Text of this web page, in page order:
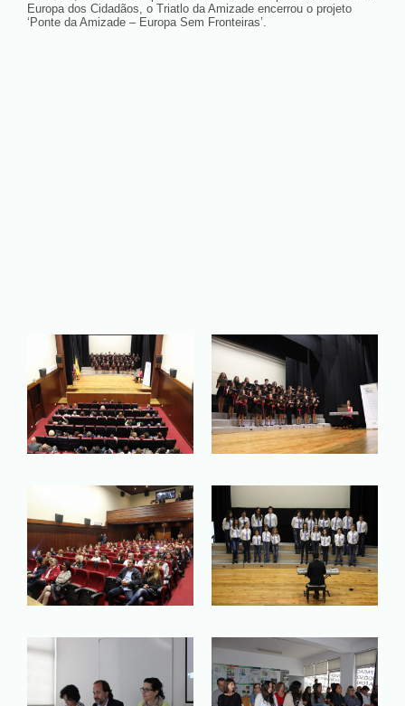
Europa dos Cidadãos, o Triatlo da Amizade encerrou o projeto
‘Ponte da Amizade – Europa Sem Fronteiras’.